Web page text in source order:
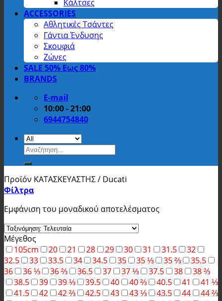
Κάλτσες
ACCESSORIES
Αθλητικές Τσάντες
Γάντια Ένδυσης
Σκουφιά
Ζώνες
SALE 50% Εως 80%
BRANDS
E-mail
10:00 - 21:00
6944754840
Αναζήτηση
για:
Προϊόν ΚΑΤΑΣΚΕΥΑΣΤΗΣ/ Ducati
Φίλτρα
Εμφάνιση του μοναδικού αποτελέσματος
Μέγεθος
105cm
20 21 28 29 30 31 31.5
32
32.5
33 33.5 34 34.5 35 35 ⅓ 35 ⅔
35.5
36
36 ⅓ 36 ⅔ 36.5 37 37 ⅓ 37.5 38
38 ⅔
38.5
39 39 ⅓ 39.5 40 40 ⅔ 40.5 41
41 ⅓
41.5
42 42 ⅔ 42.5 43 43 ⅓ 43.5 44
44 ⅔